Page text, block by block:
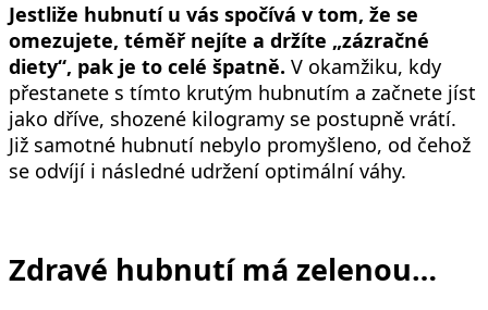
Jestliže hubnutí u vás spočívá v tom, že se
omezujete, téměř nejíte a držíte „zázračné
diety“, pak je to celé špatně. V okamžiku, kdy
přestanete s tímto krutým hubnutím a začnete jíst
jako dříve, shozené kilogramy se postupně vrátí.
Již samotné hubnutí nebylo promyšleno, od čehož
se odvíjí i následné udržení optimální váhy.
Zdravé hubnutí má zelenou…